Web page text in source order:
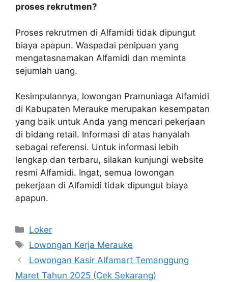
proses rekrutmen?
Proses rekrutmen di Alfamidi tidak dipungut
biaya apapun. Waspadai penipuan yang
mengatasnamakan Alfamidi dan meminta
sejumlah uang.
Kesimpulannya, lowongan Pramuniaga Alfamidi
di Kabupaten Merauke merupakan kesempatan
yang baik untuk Anda yang mencari pekerjaan
di bidang retail. Informasi di atas hanyalah
sebagai referensi. Untuk informasi lebih
lengkap dan terbaru, silakan kunjungi website
resmi Alfamidi. Ingat, semua lowongan
pekerjaan di Alfamidi tidak dipungut biaya
apapun.
Kategori
Loker
Tag
Lowongan Kerja Merauke
Lowongan Kasir Alfamart Temanggung
Maret Tahun 2025 (Cek Sekarang)